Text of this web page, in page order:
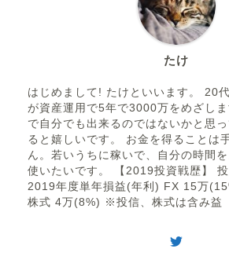
たけ
はじめまして! たけといいます。 20
が資産運用で5年で3000万をめざし
で自分でも出来るのではないかと思
ると嬉しいです。 お金を得ることは
ん。若いうちに稼いで、自分の時間
使いたいです。 【2019投資戦歴】
2019年度単年損益(年利) FX 15万
株式 4万(8%) ※投信、株式は含み益